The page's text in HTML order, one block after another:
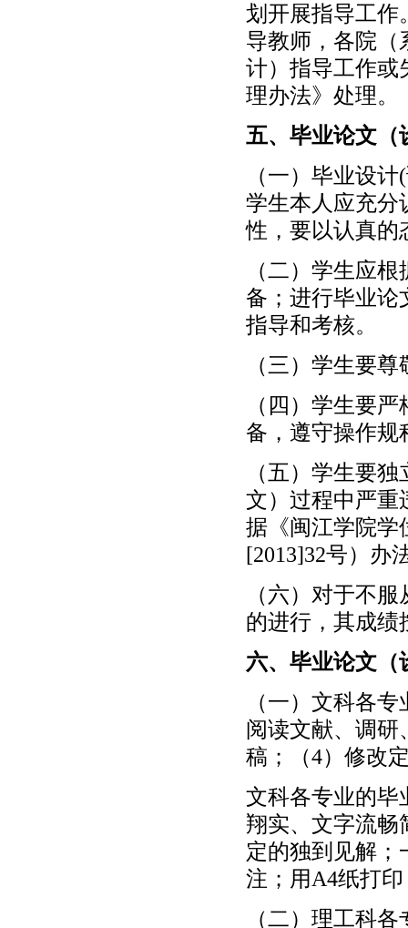
划开展指导工作
导教师，各院（
计）指导工作或
理办法》处理。
五、毕业论文（
（一）毕业设
学生本人应充分
性，要以认真的
（二）学生应
备；进行毕业论
指导和考核。
（三）学生要
（四）学生要
备，遵守操作规
（五）学生要
文）过程中严重
据《闽江学院学
[2013]32号）办
（六）对于不
的进行，其成绩
六、毕业论文（
（一）文科各
阅读文献、调研
稿；（4）修改
文科各专业的毕
翔实、文字流畅
定的独到见解
注；用A4纸打
（二）理工科